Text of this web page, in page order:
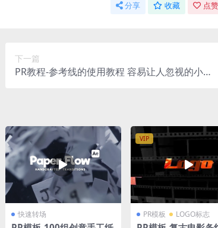
分享 收藏 点
下一篇
PR教程-参考线的使用教程 容易让人忽视的小功
快速转场
VIP
PR模板 LOGO标志